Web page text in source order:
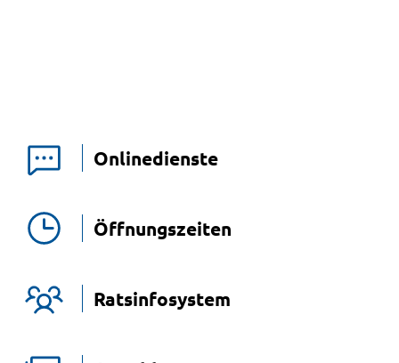
Onlinedienste
Öffnungszeiten
Ratsinfosystem